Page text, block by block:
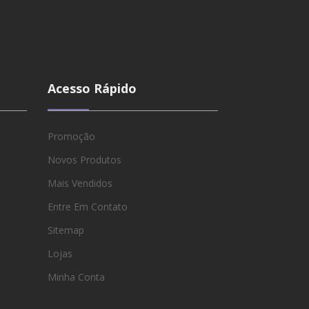
Acesso Rápido
Promoção
Novos Produtos
Mais Vendidos
Entre Em Contato
Sitemap
Lojas
Minha Conta